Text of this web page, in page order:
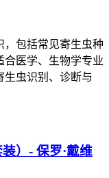
，包括常见寄生虫种
合医学、生物学专业
生虫识别、诊断与
）- 保罗·戴维